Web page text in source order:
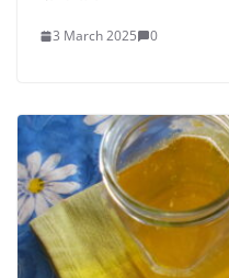
3 March 2025 0